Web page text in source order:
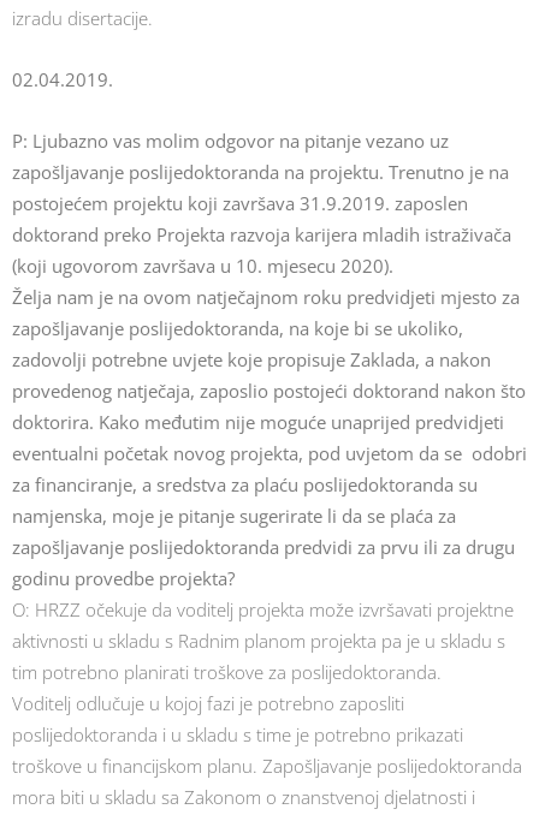
izradu disertacije.
02.04.2019.
P: Ljubazno vas molim odgovor na pitanje vezano uz
zapošljavanje poslijedoktoranda na projektu. Trenutno je na
postojećem projektu koji završava 31.9.2019. zaposlen
doktorand preko Projekta razvoja karijera mladih istraživača
(koji ugovorom završava u 10. mjesecu 2020).
Želja nam je na ovom natječajnom roku predvidjeti mjesto za
zapošljavanje poslijedoktoranda, na koje bi se ukoliko,
zadovolji potrebne uvjete koje propisuje Zaklada, a nakon
provedenog natječaja, zaposlio postojeći doktorand nakon što
doktorira. Kako međutim nije moguće unaprijed predvidjeti
eventualni početak novog projekta, pod uvjetom da se odobri
za financiranje, a sredstva za plaću poslijedoktoranda su
namjenska, moje je pitanje sugerirate li da se plaća za
zapošljavanje poslijedoktoranda predvidi za prvu ili za drugu
godinu provedbe projekta?
O: HRZZ očekuje da voditelj projekta može izvršavati projektne
aktivnosti u skladu s Radnim planom projekta pa je u skladu s
tim potrebno planirati troškove za poslijedoktoranda.
Voditelj odlučuje u kojoj fazi je potrebno zaposliti
poslijedoktoranda i u skladu s time je potrebno prikazati
troškove u financijskom planu. Zapošljavanje poslijedoktoranda
mora biti u skladu sa Zakonom o znanstvenoj djelatnosti i